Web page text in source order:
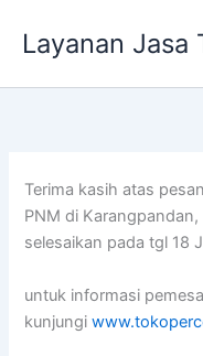
Layanan Jasa
Terima kasih atas
PNM di
selesaikan pada tgl 18
untuk informasi
kunjungi